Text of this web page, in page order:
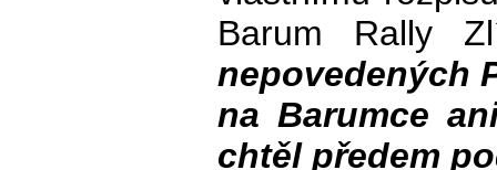
Barum Rally
nepovedených
na Barumce
chtěl předem